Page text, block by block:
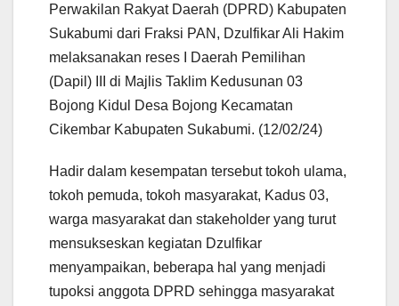
Perwakilan Rakyat Daerah (DPRD) Kabupaten
Sukabumi dari Fraksi PAN, Dzulfikar Ali Hakim
melaksanakan reses I Daerah Pemilihan
(Dapil) III di Majlis Taklim Kedusunan 03
Bojong Kidul Desa Bojong Kecamatan
Cikembar Kabupaten Sukabumi. (12/02/24)
Hadir dalam kesempatan tersebut tokoh ulama,
tokoh pemuda, tokoh masyarakat, Kadus 03,
warga masyarakat dan stakeholder yang turut
mensukseskan kegiatan Dzulfikar
menyampaikan, beberapa hal yang menjadi
tupoksi anggota DPRD sehingga masyarakat